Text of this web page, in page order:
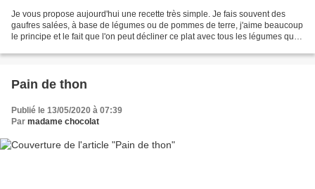
Je vous propose aujourd'hui une recette très simple. Je fais souvent des
gaufres salées, à base de légumes ou de pommes de terre, j'aime beaucoup
le principe et le fait que l'on peut décliner ce plat avec tous les légumes que
Pain de thon
Publié le 13/05/2020 à 07:39
Par madame chocolat